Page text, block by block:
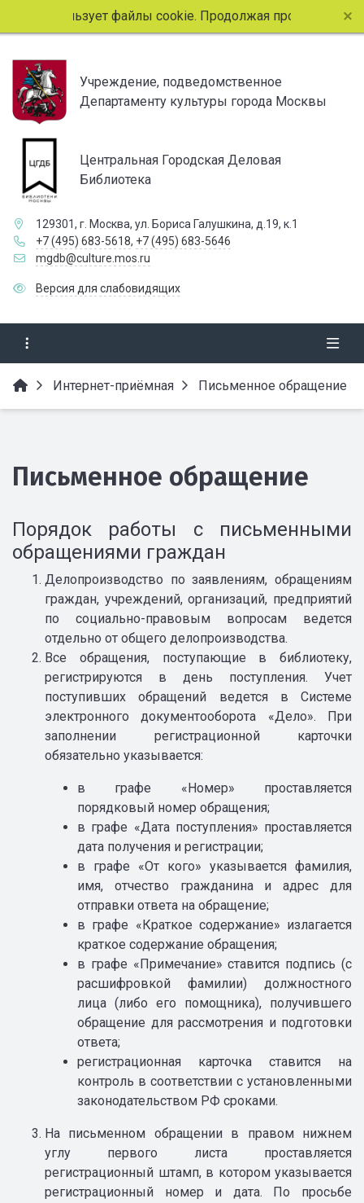
использует файлы cookie. Продолжая просмотр
Учреждение, подведомственное
Департаменту культуры города Москвы
Центральная Городская Деловая
Библиотека
129301, г. Москва, ул. Бориса Галушкина, д.19, к.1
+7 (495) 683-5618, +7 (495) 683-5646
mgdb@culture.mos.ru
Версия для слабовидящих
Интернет-приёмная Письменное обращение
Письменное обращение
Порядок работы с письменными
обращениями граждан
Делопроизводство по заявлениям, обращениям
граждан, учреждений, организаций, предприятий
по социально-правовым вопросам ведется
отдельно от общего делопроизводства.
Все обращения, поступающие в библиотеку,
регистрируются в день поступления. Учет
поступивших обращений ведется в Системе
электронного документооборота «Дело». При
заполнении регистрационной карточки
обязательно указывается:
в графе «Номер» проставляется
порядковый номер обращения;
в графе «Дата поступления» проставляется
дата получения и регистрации;
в графе «От кого» указывается фамилия,
имя, отчество гражданина и адрес для
отправки ответа на обращение;
в графе «Краткое содержание» излагается
краткое содержание обращения;
в графе «Примечание» ставится подпись (с
расшифровкой фамилии) должностного
лица (либо его помощника), получившего
обращение для рассмотрения и подготовки
ответа;
регистрационная карточка ставится на
контроль в соответствии с установленными
законодательством РФ сроками.
На письменном обращении в правом нижнем
углу первого листа проставляется
регистрационный штамп, в котором указывается
регистрационный номер и дата. По просьбе